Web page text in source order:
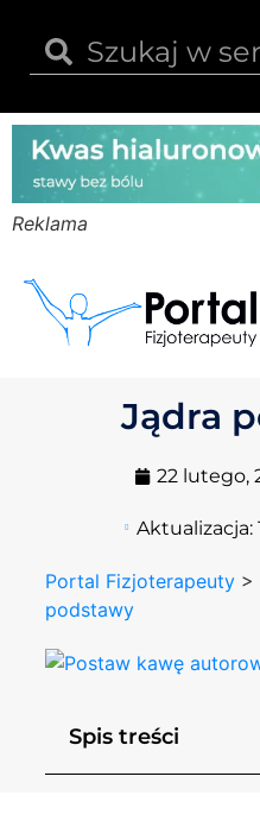
Reklama
Jądra
22 lutego,
Aktualizacja:
Portal Fizjoterapeuty >
podstawy
Spis treści